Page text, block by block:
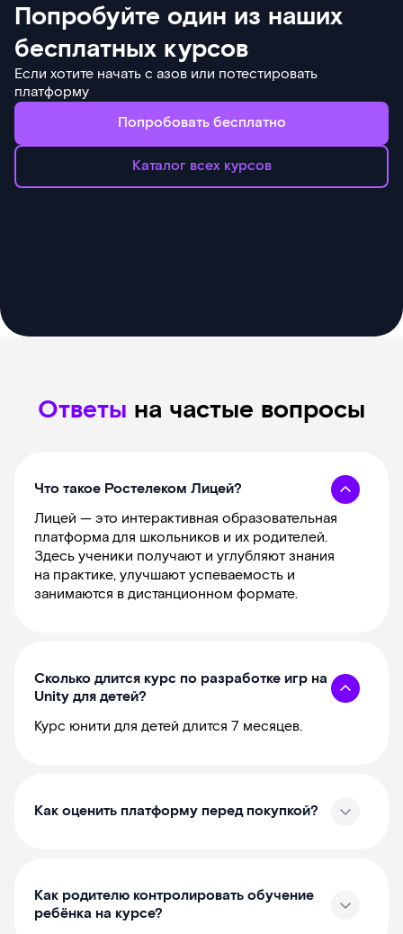
Попробуйте один из наших
бесплатных курсов
Если хотите начать с азов или потестировать
платформу
Попробовать бесплатно
Каталог всех курсов
Ответы на частые вопросы
Что такое Ростелеком Лицей?
Лицей — это интерактивная образовательная
платформа для школьников и их родителей.
Здесь ученики получают и углубляют знания
на практике, улучшают успеваемость и
занимаются в дистанционном формате.
Сколько длится курс по разработке игр на
Unity для детей?
Курс юнити для детей длится 7 месяцев.
Как оценить платформу перед покупкой?
Как родителю контролировать обучение
ребёнка на курсе?